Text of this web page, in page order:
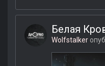
Белая
Wolfstalker